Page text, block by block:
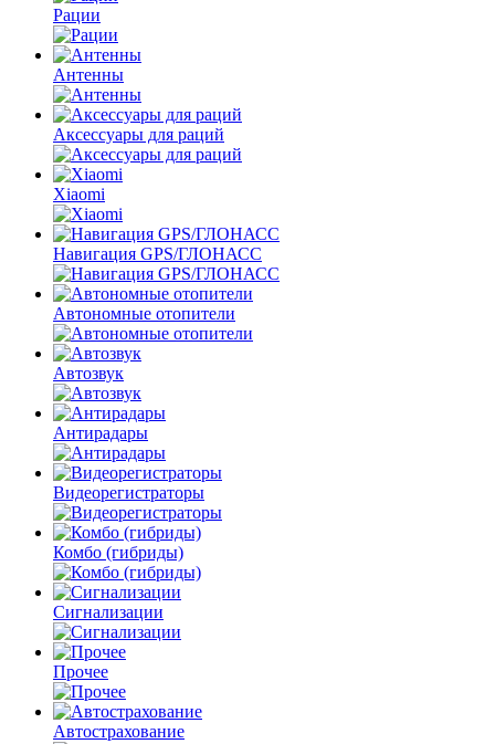
Рации
Антенны
Аксессуары для раций
Xiaomi
Навигация GPS/ГЛОНАСС
Автономные отопители
Автозвук
Антирадары
Видеорегистраторы
Комбо (гибриды)
Сигнализации
Прочее
Автострахование